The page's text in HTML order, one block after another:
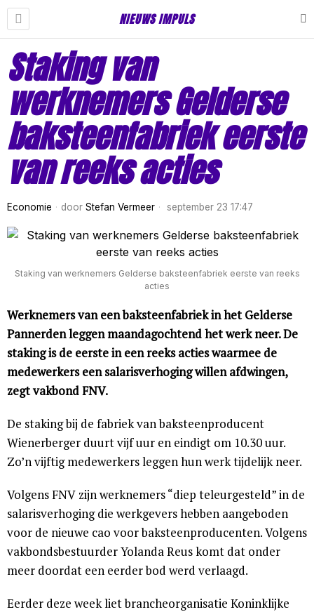
NIEUWS IMPULS
Staking van
werknemers Gelderse
baksteenfabriek eerste
van reeks acties
Economie door Stefan Vermeer september 23 17:47
Staking van werknemers Gelderse baksteenfabriek eerste van reeks
acties
Werknemers van een baksteenfabriek in het Gelderse
Pannerden leggen maandagochtend het werk neer. De
staking is de eerste in een reeks acties waarmee de
medewerkers een salarisverhoging willen afdwingen,
zegt vakbond FNV.
De staking bij de fabriek van baksteenproducent
Wienerberger duurt vijf uur en eindigt om 10.30 uur.
Zo’n vijftig medewerkers leggen hun werk tijdelijk neer.
Volgens FNV zijn werknemers “diep teleurgesteld” in de
salarisverhoging die werkgevers hebben aangeboden
voor de nieuwe cao voor baksteenproducenten. Volgens
vakbondsbestuurder Yolanda Reus komt dat onder
meer doordat een eerder bod werd verlaagd.
Eerder deze week liet brancheorganisatie Koninklijke